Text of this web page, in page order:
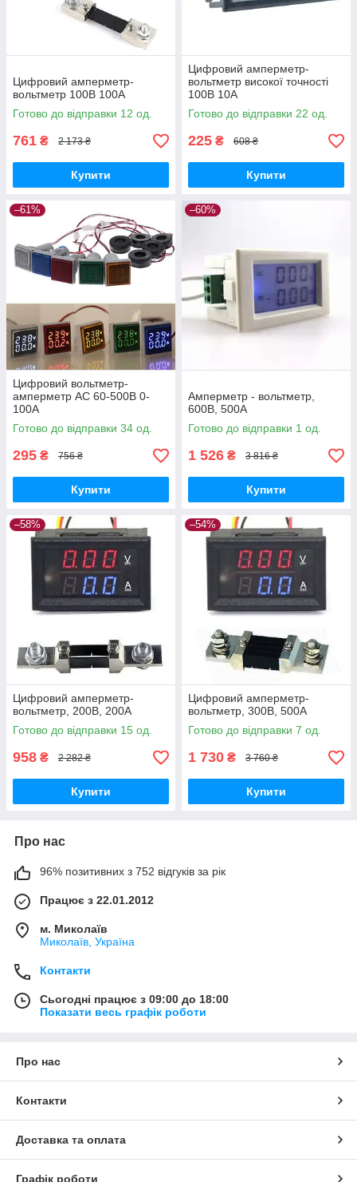
Цифровий амперметр-
вольтметр 100В 100А
Готово до відправки 12 од.
761 ₴ 2 173 ₴
Купити
Цифровий амперметр-
вольтметр високої точності
100В 10А
Готово до відправки 22 од.
225 ₴ 608 ₴
Купити
–61%
Цифровий вольтметр-
амперметр AC 60-500В 0-
100A
Готово до відправки 34 од.
295 ₴ 756 ₴
Купити
–60%
Амперметр - вольтметр,
600В, 500А
Готово до відправки 1 од.
1 526 ₴ 3 816 ₴
Купити
–58%
Цифровий амперметр-
вольтметр, 200В, 200А
Готово до відправки 15 од.
958 ₴ 2 282 ₴
Купити
–54%
Цифровий амперметр-
вольтметр, 300В, 500А
Готово до відправки 7 од.
1 730 ₴ 3 760 ₴
Купити
Про нас
96% позитивних з 752 відгуків за рік
Працює з 22.01.2012
м. Миколаїв
Миколаїв, Україна
Контакти
Сьогодні працює з 09:00 до 18:00
Показати весь графік роботи
Про нас
Контакти
Доставка та оплата
Графік роботи